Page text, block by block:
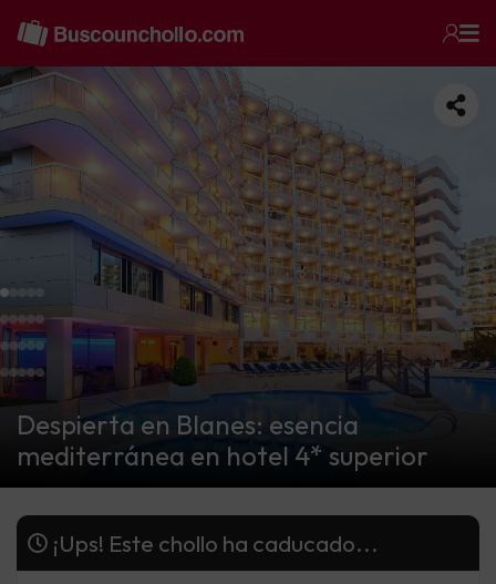
Despierta en Blanes: esencia
mediterránea en hotel 4* superior
¡Ups! Este chollo ha caducado...